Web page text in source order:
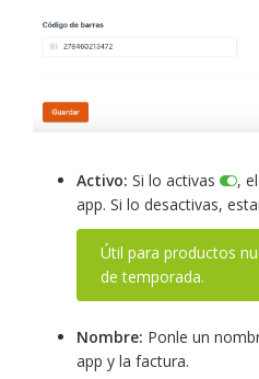
Activo: Si lo activas
,
app. Si lo desactivas,
Útil para productos
de temporada.
Nombre: Ponle un
app y la factura.